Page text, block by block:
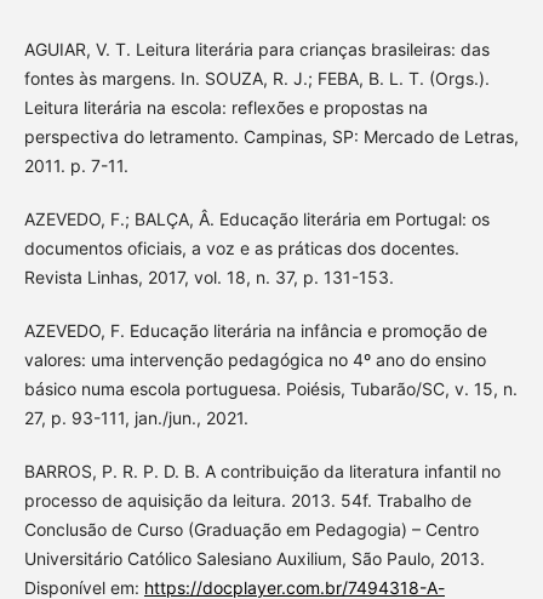
AGUIAR, V. T. Leitura literária para crianças brasileiras: das
fontes às margens. In. SOUZA, R. J.; FEBA, B. L. T. (Orgs.).
Leitura literária na escola: reflexões e propostas na
perspectiva do letramento. Campinas, SP: Mercado de Letras,
2011. p. 7-11.
AZEVEDO, F.; BALÇA, Â. Educação literária em Portugal: os
documentos oficiais, a voz e as práticas dos docentes.
Revista Linhas, 2017, vol. 18, n. 37, p. 131-153.
AZEVEDO, F. Educação literária na infância e promoção de
valores: uma intervenção pedagógica no 4º ano do ensino
básico numa escola portuguesa. Poiésis, Tubarão/SC, v. 15, n.
27, p. 93-111, jan./jun., 2021.
BARROS, P. R. P. D. B. A contribuição da literatura infantil no
processo de aquisição da leitura. 2013. 54f. Trabalho de
Conclusão de Curso (Graduação em Pedagogia) – Centro
Universitário Católico Salesiano Auxilium, São Paulo, 2013.
Disponível em: https://docplayer.com.br/7494318-A-